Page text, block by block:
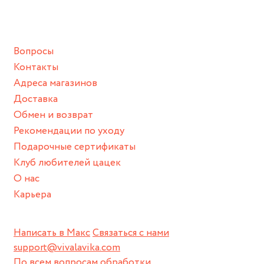
спортивный инвентарь).
Храните изделие в сухом месте.
Для надежного хранения мы доставляем все изделия в
нашей фирменной коробке или упаковке бренда.
Пожалуйста, используйте эту упаковку для хранения,
пока не носите украшение на себе.
Написать в МаксСвязаться с нами
support@vivalavika.com
Вопросы
Контакты
Адреса магазинов
Доставка
Обмен и возврат
Рекомендации по уходу
Подарочные сертификаты
Клуб любителей цацек
О нас
Карьера